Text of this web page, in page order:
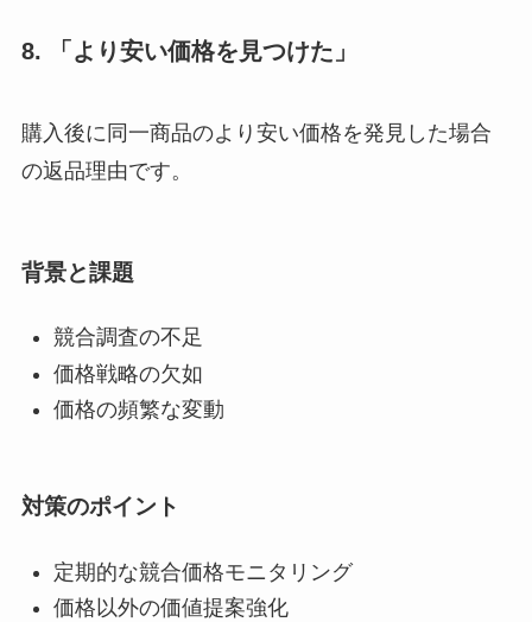
8. 「より安い価格を見つけた」
購入後に同一商品のより安い価格を発見した場合
の返品理由です。
背景と課題
競合調査の不足
価格戦略の欠如
価格の頻繁な変動
対策のポイント
定期的な競合価格モニタリング
価格以外の価値提案強化